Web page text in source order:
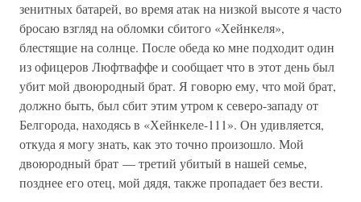
зенитных батарей, во время атак на низкой высоте я часто
бросаю взгляд на обломки сбитого «Хейнкеля»,
блестящие на солнце. После обеда ко мне подходит один
из офицеров Люфтваффе и сообщает что в этот день был
убит мой двоюродный брат. Я говорю ему, что мой брат,
должно быть, был сбит этим утром к северо-западу от
Белгорода, находясь в «Хейнкеле-111». Он удивляется,
откуда я могу знать, как это точно произошло. Мой
двоюродный брат — третий убитый в нашей семье,
позднее его отец, мой дядя, также пропадает без вести.